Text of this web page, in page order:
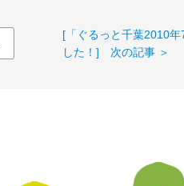
[「ぐるっと千葉2010
した！] 次の記事 ＞